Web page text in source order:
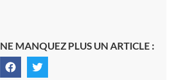
NE MANQUEZ PLUS UN ARTICLE :